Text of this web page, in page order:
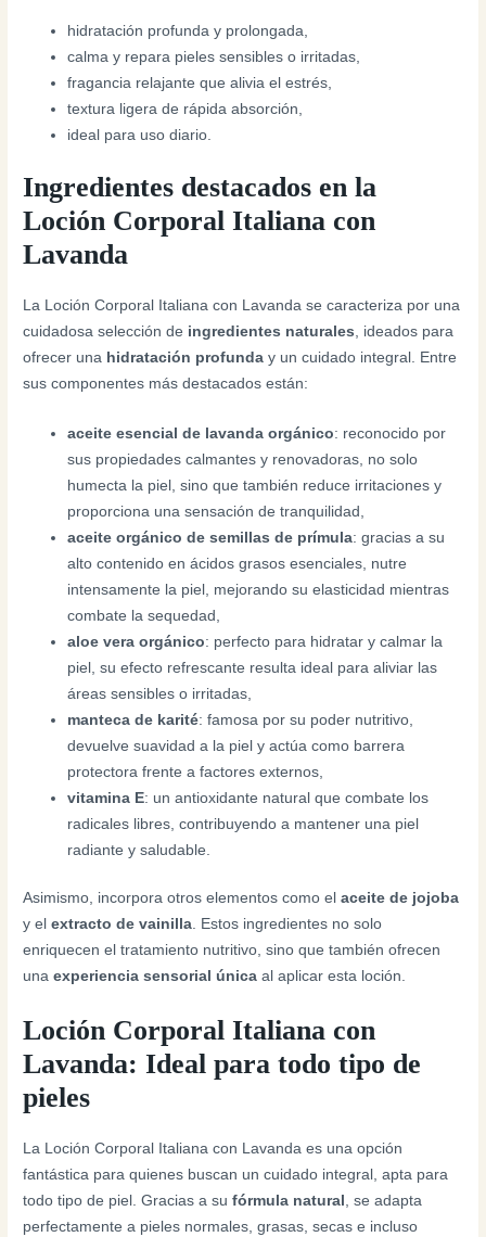
hidratación profunda y prolongada,
calma y repara pieles sensibles o irritadas,
fragancia relajante que alivia el estrés,
textura ligera de rápida absorción,
ideal para uso diario.
Ingredientes destacados en la
Loción Corporal Italiana con
Lavanda
La Loción Corporal Italiana con Lavanda se caracteriza por una
cuidadosa selección de ingredientes naturales, ideados para
ofrecer una hidratación profunda y un cuidado integral. Entre
sus componentes más destacados están:
aceite esencial de lavanda orgánico: reconocido por
sus propiedades calmantes y renovadoras, no solo
humecta la piel, sino que también reduce irritaciones y
proporciona una sensación de tranquilidad,
aceite orgánico de semillas de prímula: gracias a su
alto contenido en ácidos grasos esenciales, nutre
intensamente la piel, mejorando su elasticidad mientras
combate la sequedad,
aloe vera orgánico: perfecto para hidratar y calmar la
piel, su efecto refrescante resulta ideal para aliviar las
áreas sensibles o irritadas,
manteca de karité: famosa por su poder nutritivo,
devuelve suavidad a la piel y actúa como barrera
protectora frente a factores externos,
vitamina E: un antioxidante natural que combate los
radicales libres, contribuyendo a mantener una piel
radiante y saludable.
Asimismo, incorpora otros elementos como elaceite de jojoba
y elextracto de vainilla. Estos ingredientes no solo
enriquecen el tratamiento nutritivo, sino que también ofrecen
unaexperiencia sensorial única al aplicar esta loción.
Loción Corporal Italiana con
Lavanda: Ideal para todo tipo de
pieles
La Loción Corporal Italiana con Lavanda es una opción
fantástica para quienes buscan un cuidado integral, apta para
todo tipo de piel. Gracias a sufórmula natural , se adapta
perfectamente a pieles normales, grasas, secas e incluso